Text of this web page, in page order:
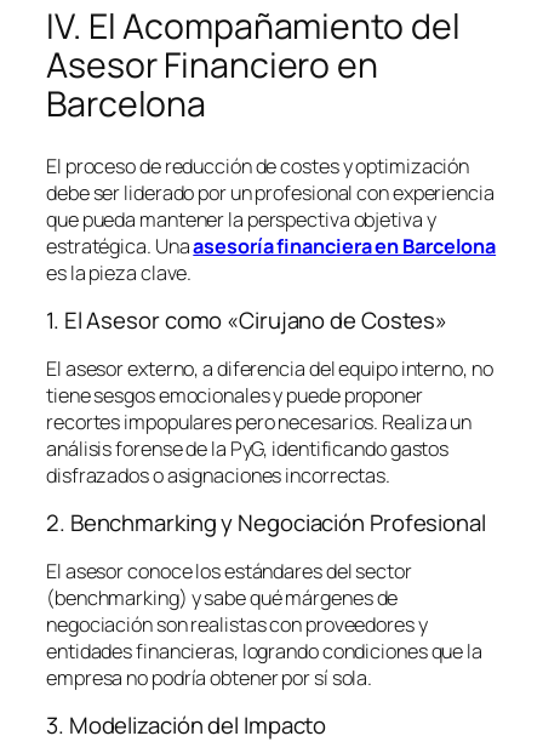
IV. El Acompañamiento del
Asesor Financiero en
Barcelona
El proceso de reducción de costes y optimización
debe ser liderado por un profesional con experiencia
que pueda mantener la perspectiva objetiva y
estratégica. Unaasesoría financiera en Barcelona
es la pieza clave.
1. El Asesor como «Cirujano de Costes»
El asesor externo, a diferencia del equipo interno, no
tiene sesgos emocionales y puede proponer
recortes impopulares pero necesarios. Realiza un
análisis forense de la PyG, identificando gastos
disfrazados o asignaciones incorrectas.
2. Benchmarking y Negociación Profesional
El asesor conoce los estándares del sector
(benchmarking) y sabe qué márgenes de
negociación son realistas con proveedores y
entidades financieras, logrando condiciones que la
empresa no podría obtener por sí sola.
3. Modelización del Impacto